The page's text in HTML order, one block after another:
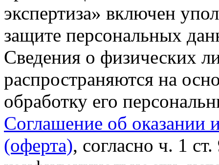
экспертиза» включен
защите персональных
Сведения о физических
распространяются на
обработку его
Соглашение об оказании
(оферта), согласно ч. 1